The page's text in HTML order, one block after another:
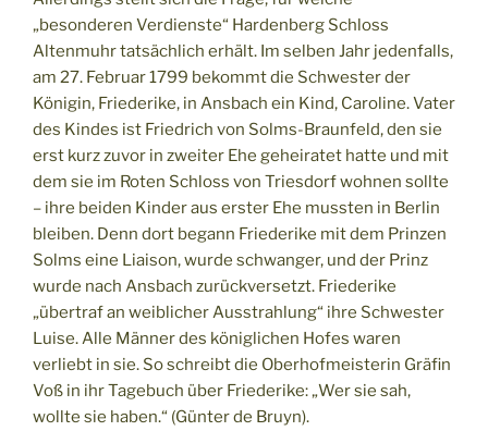
„besonderen Verdienste“ Hardenberg Schloss
Altenmuhr tatsächlich erhält. Im selben Jahr jedenfalls,
am 27. Februar 1799 bekommt die Schwester der
Königin, Friederike, in Ansbach ein Kind, Caroline. Vater
des Kindes ist Friedrich von Solms-Braunfeld, den sie
erst kurz zuvor in zweiter Ehe geheiratet hatte und mit
dem sie im Roten Schloss von Triesdorf wohnen sollte
– ihre beiden Kinder aus erster Ehe mussten in Berlin
bleiben. Denn dort begann Friederike mit dem Prinzen
Solms eine Liaison, wurde schwanger, und der Prinz
wurde nach Ansbach zurückversetzt. Friederike
„übertraf an weiblicher Ausstrahlung“ ihre Schwester
Luise. Alle Männer des königlichen Hofes waren
verliebt in sie. So schreibt die Oberhofmeisterin Gräfin
Voß in ihr Tagebuch über Friederike: „Wer sie sah,
wollte sie haben.“ (Günter de Bruyn).